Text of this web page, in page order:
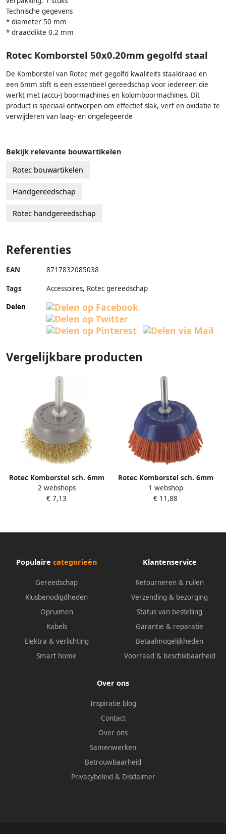
Technische gegevens
* diameter 50 mm
* draaddikte 0.2 mm
Rotec Komborstel 50x0.20mm gegolfd staal
De Komborstel van Rotec met gegolfd kwaliteits staaldraad en
een 6mm stift is een essentieel gereedschap voor iedereen die
werkt met (accu-) boormachines en kolomboormachines. Dit
product is speciaal ontworpen om effectief slak, verf en oxidatie te
verwijderen van laag- en ongelegeerde
Bekijk relevante bouwartikelen
Rotec bouwartikelen
Handgereedschap
Rotec handgereedschap
Referenties
EAN 8717832085038
Tags
Accessoires, Rotec gereedschap
Delen
Vergelijkbare producten
Rotec Komborstel sch. 6mm
Ø50x0 20 mm gegolfd
messingdraad 7980365
2 webshops
€ 7,13
Rotec Komborstel sch. 6mm
Ø65xANA1 2 K80 maron-
orange Nylon 7980405
1 webshop
€ 11,88
Populaire categorieën
Gereedschap
Klusbenodigdheden
Opruimen
Kabels
Elektra & verlichting
Smart home
Klantenservice
Retourneren & ruilen
Verzending & bezorging
Status van bestelling
Garantie & reparatie
Betaalmogelijkheden
Voorraad & beschikbaarheid
Over ons
Inspiratie blog
Contact
Over ons
Samenwerken
Betrouwbaarheid
Privacybeleid & Disclaimer